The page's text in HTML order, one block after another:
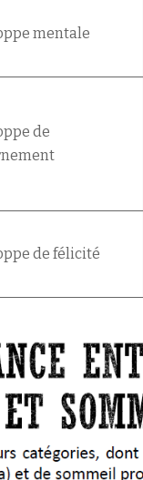
mentale
de
de félicité